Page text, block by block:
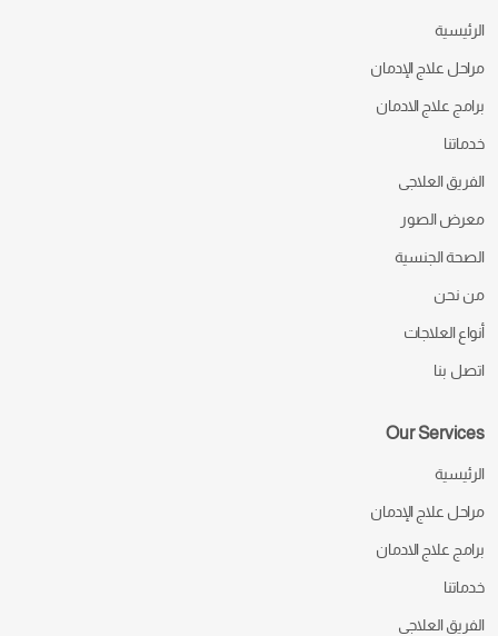
الرئيسية
مراحل علاج الإدمان
برامج علاج الادمان
خدماتنا
الفريق العلاجى
معرض الصور
الصحة الجنسية
من نحن
أنواع العلاجات
اتصل بنا
Our Services
الرئيسية
مراحل علاج الإدمان
برامج علاج الادمان
خدماتنا
الفريق العلاجى